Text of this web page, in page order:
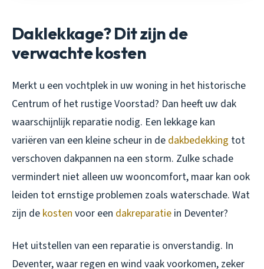
Daklekkage? Dit zijn de
verwachte kosten
Merkt u een vochtplek in uw woning in het historische
Centrum of het rustige Voorstad? Dan heeft uw dak
waarschijnlijk reparatie nodig. Een lekkage kan
variëren van een kleine scheur in de dakbedekking tot
verschoven dakpannen na een storm. Zulke schade
vermindert niet alleen uw wooncomfort, maar kan ook
leiden tot ernstige problemen zoals waterschade. Wat
zijn de kosten voor een dakreparatie in Deventer?
Het uitstellen van een reparatie is onverstandig. In
Deventer, waar regen en wind vaak voorkomen, zeker